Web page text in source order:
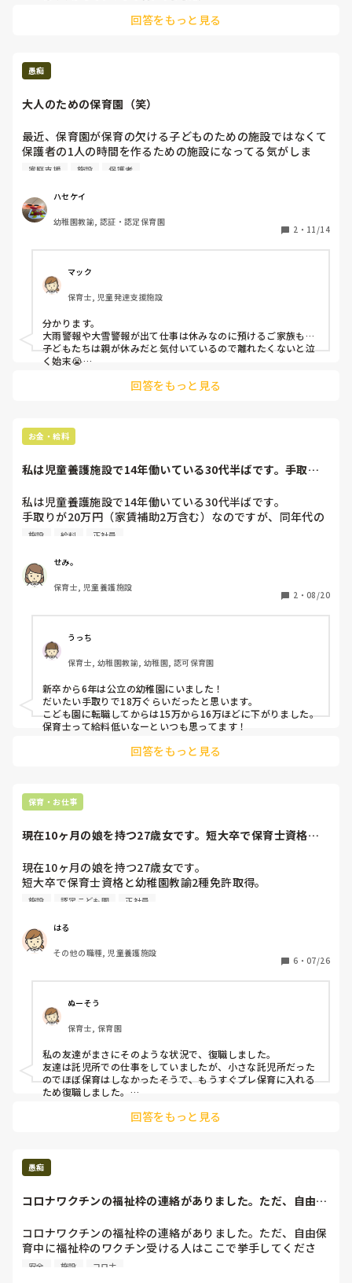
回答をもっと見る
愚痴
大人のための保育園（笑）
最近、保育園が保育の欠ける子どものための施設ではなくて
保護者の1人の時間を作るための施設になってる気がしま
す。
作品を後から作ったり
色々弊害はあるかもしれませんが。
とりあえず、
週6で保育園、やめてあげてください。大人だって週6勤務は
しんどいです。平日休み、一緒に休ませてあげてください。
保育士と過ごす時間の何万倍も、保護者と過ごす時間が大切
です。
保護者支援大事なのも分かるけど。。
『父だけでは見れないので。。』なんて言うお父さん、世の
父親のイメージが連帯責任で悪くなるのでやめてください。
保育園でありたいものです。
家庭支援 施設 保護者
ハセケイ
幼稚園教諭, 認証・認定保育園
2 ・ 11/14
マック
保育士, 児童発達支援施設
分かります。
大雨警報や大雪警報が出て仕事は休みなのに預けるご家族も…
子どもたちは親が休みだと気付いているので離れたくないと泣
く始末😭
しれませんが、難しい問題ですよね。
回答をもっと見る
お金・給料
私は児童養護施設で14年働いている30代半ばです。手取り
私は児童養護施設で14年働いている30代半ばです。
手取りが20万円（家賃補助2万含む）なのですが、同年代の
業種の違う友達や保育園に勤めている子と給料の話になった
言われました。
確かにその友達の方がもらってました(^^;)
みなさん保育業界ではどれくらいもらわれてるのでしょう
施設 給料 正社員
せみ。
保育士, 児童養護施設
2 ・ 08/20
うっち
保育士, 幼稚園教諭, 幼稚園, 認可保育園
新卒から6年は公立の幼稚園にいました！
だいたい手取りで18万ぐらいだったと思います。
こども園に転職してからは15万から16万ほどに下がりました。
保育士って給料低いなーといつも思ってます！
回答をもっと見る
保育・お仕事
現在10ヶ月の娘を持つ27歳女です。短大卒で保育士資格と
現在10ヶ月の娘を持つ27歳女です。
短大卒で保育士資格と幼稚園教諭2種免許取得。
新卒で児童養護施設に入社。幼児寮担当になるが保育計画等
2年務め退職後、障害者支援施設に入社し高齢の障害者の方
たちの生活支援員をしていました。
結婚を機に1年半ぐらいで退職し、子供が欲しかった為コン
娘が1歳になる頃を目安に復職を考えています。
保育園、幼稚園での経験がない状態なので未知の世界。
同時に子供の保育園も探している状態です。
同じような方いらっしゃいますか？
施設 認定こども園 正社員
はる
その他の職種, 児童養護施設
6 ・ 07/26
ぬーそう
保育士, 保育園
私の友達がまさにそのような状況で、復職しました。
友達は託児所での仕事をしていましたが、小さな託児所だった
のでほぼ保育はしなかったそうで、もうすぐプレ保育に入れる
ため復職しました。
験はありません、と言うことで、親切に職員から指導があった
回答をもっと見る
愚痴
コロナワクチンの福祉枠の連絡がありました。ただ、自由保
コロナワクチンの福祉枠の連絡がありました。ただ、自由保
育中に福祉枠のワクチン受ける人はここで挙手してくださ
い。また、接種する場合、明日の勤務を抜けて電話をしても
安全 施設 コロナ